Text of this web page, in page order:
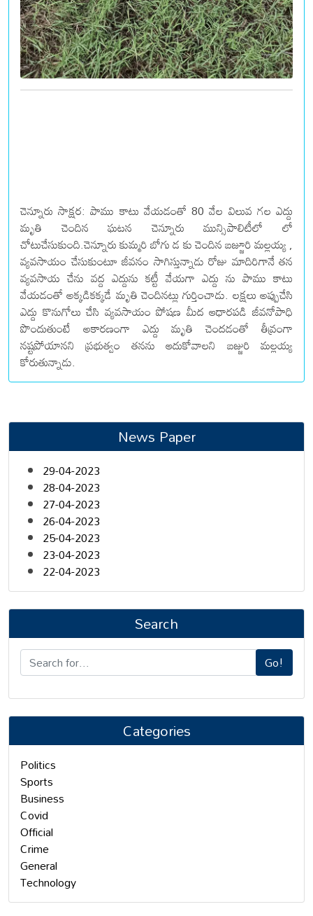
చెన్నూరు సాక్షర: పాము కాటు వేయడంతో 80 వేల విలువ గల ఎద్దు
మృతి చెందిన ఘటన చెన్నూరు మున్సిపాలిటీలో లో
చోటుచేసుకుంది.చెన్నూరు కుమ్మరి బోగు డ కు చెందిన బజ్జూరి మల్లయ్య ,
వ్యవసాయం చేసుకుంటూ జీవనం సాగిస్తున్నాడు రోజు మాదిరిగానే తన
వ్యవసాయ చేను వద్ద ఎద్దును కట్టీ వేయగా ఎద్దు ను పాము కాటు
వేయడంతో అక్కడికక్కడే మృతి చెందినట్లు గుర్తించాడు. లక్షలు అప్పుచేసి
ఎద్దు కొనుగోలు చేసి వ్యవసాయం పోషణ మీద ఆధారపడి జీవనోపాధి
పొందుతుంటే అకారణంగా ఎద్దు మృతి చెందడంతో తీవ్రంగా
నష్టపోయానని ప్రభుత్వం తనను ఆదుకోవాలని బజ్జురి మల్లయ్య
కోరుతున్నాడు.
News Paper
29-04-2023
28-04-2023
27-04-2023
26-04-2023
25-04-2023
23-04-2023
22-04-2023
Search
Go!
Categories
Politics
Sports
Business
Covid
Official
Crime
General
Technology